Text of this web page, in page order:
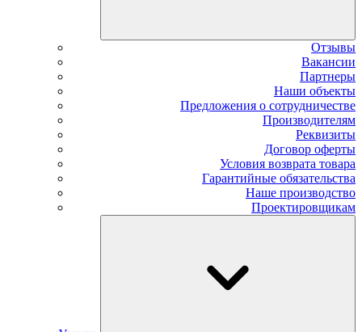
Отзывы
Вакансии
Партнеры
Наши объекты
Предложения о сотрудничестве
Производителям
Реквизиты
Договор оферты
Условия возврата товара
Гарантийные обязательства
Наше производство
Проектировщикам